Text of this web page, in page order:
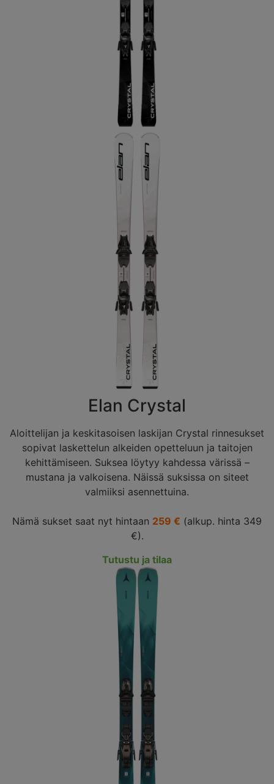
Elan Crystal
Aloittelijan ja keskitasoisen laskijan Crystal rinnesukset
sopivat laskettelun alkeiden opetteluun ja taitojen
kehittämiseen. Suksea löytyy kahdessa värissä –
mustana ja valkoisena. Näissä suksissa on siteet
valmiiksi asennettuina.
Nämä sukset saat nyt hintaan 259 € (alkup. hinta 349
€).
Tutustu ja tilaa